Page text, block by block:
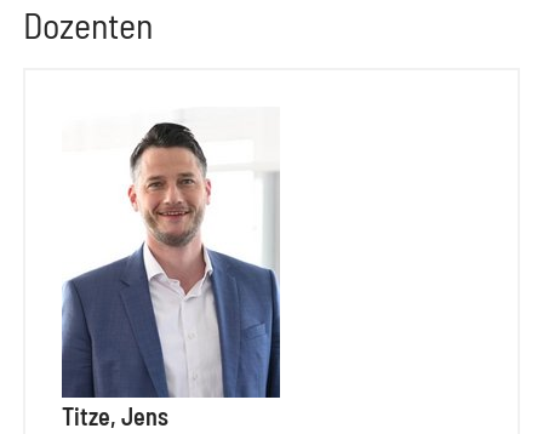
Dozenten
Titze, Jens